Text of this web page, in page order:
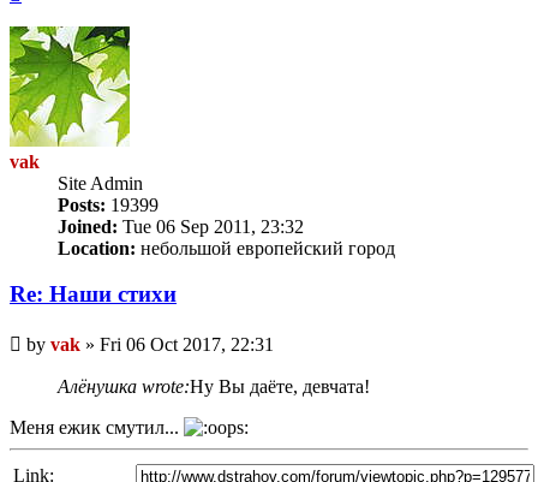
vak
Site Admin
Posts: 19399
Joined: Tue 06 Sep 2011, 23:32
Location: небольшой европейский город
Re: Наши стихи
Unread
post
by vak » Fri 06 Oct 2017, 22:31
Алёнушка wrote:Ну Вы даёте, девчата!
Меня ежик смутил...
Link: